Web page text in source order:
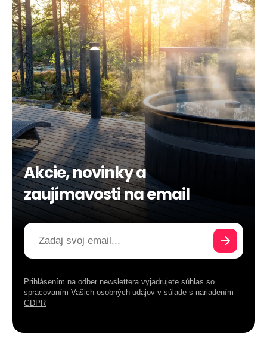
Akcie, novinky a
zaujímavosti na email
Prihlásením na odber newslettera vyjadrujete súhlas so
spracovaním Vašich osobných udajov v súlade s nariadením
GDPR